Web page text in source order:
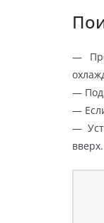
—
—
—
—
вверх.